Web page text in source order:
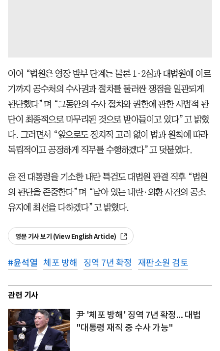
이어 “법원은 영장 발부 단계는 물론 1·2심과 대법원에 이르
기까지 공수처의 수사권과 절차를 둘러싼 쟁점을 일관되게
판단했다”며 “그동안의 수사 절차와 권한에 관한 사법적 판
단이 최종적으로 마무리된 것으로 받아들이고 있다”고 밝혔
다. 그러면서 “앞으로도 정치적 고려 없이 법과 원칙에 따라
독립적이고 공정하게 직무를 수행하겠다”고 덧붙였다.
윤 전 대통령을 기소한 내란 특검도 대법원 판결 직후 “법원
의 판단을 존중한다”며 “남아 있는 내란·외환 사건의 공소
유지에 최선을 다하겠다”고 밝혔다.
영문 기사 보기 (View English Article)
#윤석열 체포 방해 징역 7년 확정 재판소원 검토
관련 기사
尹 '체포 방해' 징역 7년 확정... 대법
"대통령 재직 중 수사 가능"